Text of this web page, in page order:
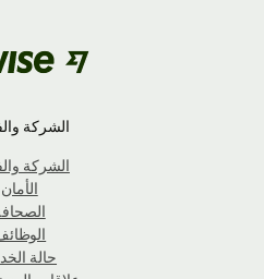
الشركة
الشركة
الأمان
الصحافة
الوظائف
حالة الخدمة